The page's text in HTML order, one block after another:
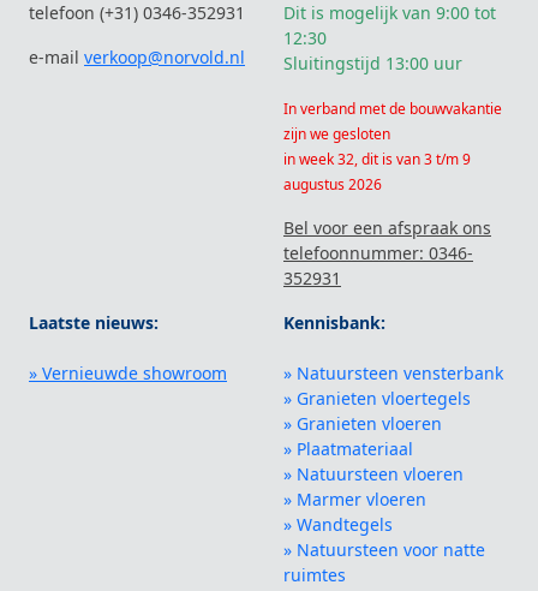
telefoon (+31) 0346-352931
e-mail verkoop@norvold.nl
Dit is mogelijk van 9:00 tot
12:30
Sluitingstijd 13:00 uur
In verband met de bouwvakantie
zijn we gesloten
in week 32, dit is van 3 t/m 9
augustus 2026
Bel voor een afspraak ons
telefoonnummer: 0346-
352931
Laatste nieuws:
» Vernieuwde showroom
Kennisbank:
» Natuursteen vensterbank
» Granieten vloertegels
» Granieten vloeren
» Plaatmateriaal
» Natuursteen vloeren
» Marmer vloeren
» Wandtegels
» Natuursteen voor natte
ruimtes